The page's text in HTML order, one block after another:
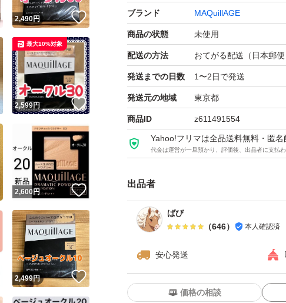
ブランド MAQuillAGE
商品の状態 未使用
配送の方法 おてがる配送（日本郵便
発送までの日数 1〜2日で発送
発送元の地域 東京都
商品ID z611491554
Yahoo!フリマは全品送料無料・匿名
代金は運営が一旦預かり、評価後、出品者に支払
出品者
ばび
（646） 本人確認済
安心発送
価格の相談
いいね！
2,490円 いいね！
いいね！
2,599円 いいね！
最大10%対象
いいね！
2,600円
いいね！
2,499円 いいね！